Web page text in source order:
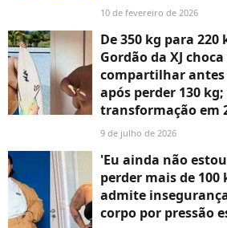
10 de fevereiro de 2026
De 350 kg para
Gordão da XJ
compartilhar antes
após perder 130 kg;
transformação em
9 de julho de 2026
'Eu ainda não
perder mais de 100
admite
corpo por pressão